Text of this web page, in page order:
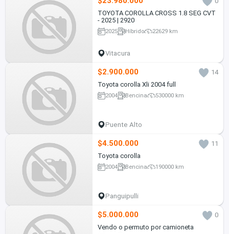
TOYOTA COROLLA CROSS 1.8 SEG CVT
- 2025 | 2920
2025 Híbrido 22629 km
Vitacura
$2.900.000
14
Toyota corolla Xli 2004 full
2004 Bencina 530000 km
Puente Alto
$4.500.000
11
Toyota corolla
2004 Bencina 190000 km
Panguipulli
$5.000.000
0
Vendo o permuto por camioneta